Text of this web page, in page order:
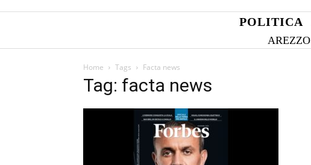
POLITICA
AREZZO
Home Tags Facta news
Tag: facta news